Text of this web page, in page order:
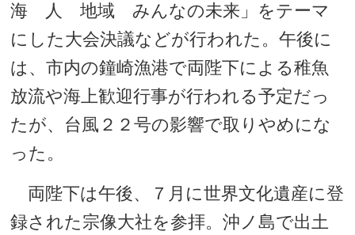
海 人 地域 みんなの未来」をテーマ
にした大会決議などが行われた。午後に
は、市内の鐘崎漁港で両陛下による稚魚
放流や海上歓迎行事が行われる予定だっ
たが、台風２２号の影響で取りやめにな
った。
両陛下は午後、７月に世界文化遺産に登
録された宗像大社を参拝。沖ノ島で出土